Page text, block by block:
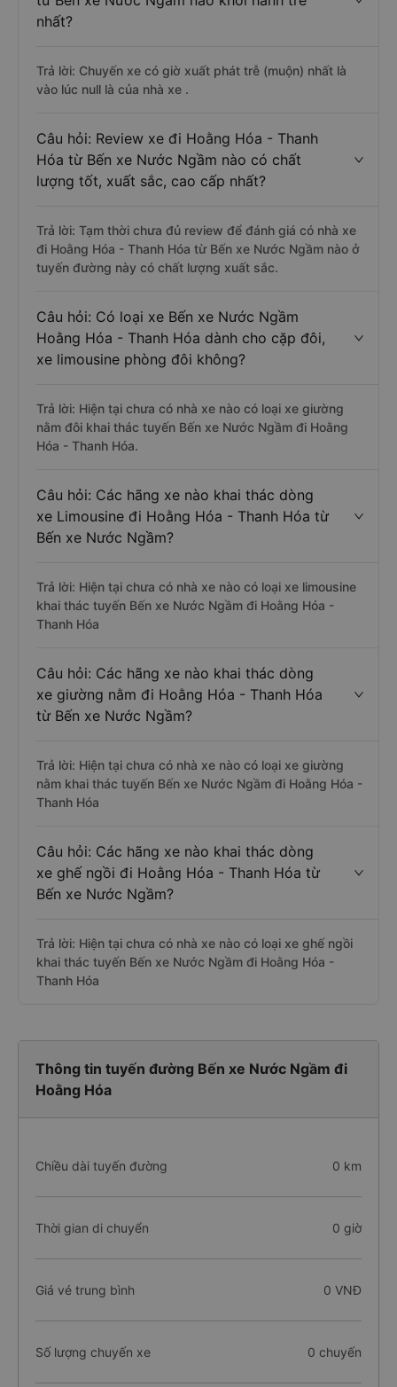
nhất?
Trả lời: Chuyến xe có giờ xuất phát trễ (muộn) nhất là
vào lúc null là của nhà xe .
Câu hỏi: Review xe đi Hoằng Hóa - Thanh
Hóa từ Bến xe Nước Ngầm nào có chất
lượng tốt, xuất sắc, cao cấp nhất?
Trả lời: Tạm thời chưa đủ review để đánh giá có nhà xe
đi Hoằng Hóa - Thanh Hóa từ Bến xe Nước Ngầm nào ở
tuyến đường này có chất lượng xuất sắc.
Câu hỏi: Có loại xe Bến xe Nước Ngầm
Hoằng Hóa - Thanh Hóa dành cho cặp đôi,
xe limousine phòng đôi không?
Trả lời: Hiện tại chưa có nhà xe nào có loại xe giường
nằm đôi khai thác tuyến Bến xe Nước Ngầm đi Hoằng
Hóa - Thanh Hóa.
Câu hỏi: Các hãng xe nào khai thác dòng
xe Limousine đi Hoằng Hóa - Thanh Hóa từ
Bến xe Nước Ngầm?
Trả lời: Hiện tại chưa có nhà xe nào có loại xe limousine
khai thác tuyến Bến xe Nước Ngầm đi Hoằng Hóa -
Thanh Hóa
Câu hỏi: Các hãng xe nào khai thác dòng
xe giường nằm đi Hoằng Hóa - Thanh Hóa
từ Bến xe Nước Ngầm?
Trả lời: Hiện tại chưa có nhà xe nào có loại xe giường
nằm khai thác tuyến Bến xe Nước Ngầm đi Hoằng Hóa -
Thanh Hóa
Câu hỏi: Các hãng xe nào khai thác dòng
xe ghế ngồi đi Hoằng Hóa - Thanh Hóa từ
Bến xe Nước Ngầm?
Trả lời: Hiện tại chưa có nhà xe nào có loại xe ghế ngồi
khai thác tuyến Bến xe Nước Ngầm đi Hoằng Hóa -
Thanh Hóa
Thông tin tuyến đường Bến xe Nước Ngầm đi
Hoằng Hóa
Chiều dài tuyến đường 0 km
Thời gian di chuyển 0 giờ
Giá vé trung bình 0 VNĐ
Số lượng chuyến xe 0 chuyến